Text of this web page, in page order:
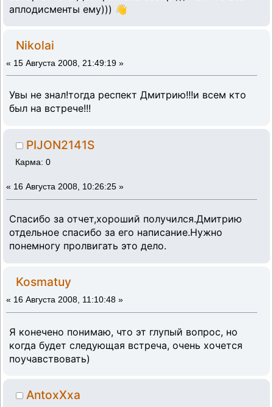
аплодисменты ему))) 👋
Nikolai
« 15 Августа 2008, 21:49:19 »
Увы не знал!тогда респект Дмитрию!!!и всем кто
был на встрече!!!
PIJON2141S
Карма: 0
« 16 Августа 2008, 10:26:25 »
Спасибо за отчет,хороший получился.Дмитрию
отдельное спасибо за его написание.Нужно
понемногу пролвигать это дело.
Kosmatuy
« 16 Августа 2008, 11:10:48 »
Я конечено понимаю, что эт глупый вопрос, но
когда будет следующая встреча, очень хочется
поучавствовать)
AntoxXxa